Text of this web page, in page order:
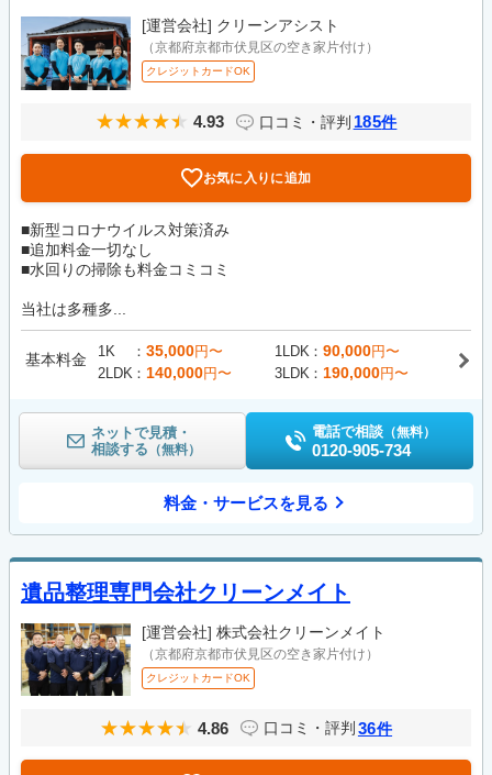
[運営会社] クリーンアシスト
（京都府京都市伏見区の空き家片付け）
クレジットカードOK
4.93 口コミ・評判 185件
お気に入りに追加
■新型コロナウイルス対策済み
■追加料金一切なし
■水回りの掃除も料金コミコミ
当社は多種多...
基本料金 1K 35,000円〜 1LDK 90,000円〜
2LDK
140,000円〜 3LDK 190,000円〜
ネットで見積・
相談する （無料）
電話で相談 （無料）
0120-905-734
料金・サービスを見る
遺品整理専門会社クリーンメイト
[運営会社] 株式会社クリーンメイト
（京都府京都市伏見区の空き家片付け）
クレジットカードOK
4.86 口コミ・評判 36件